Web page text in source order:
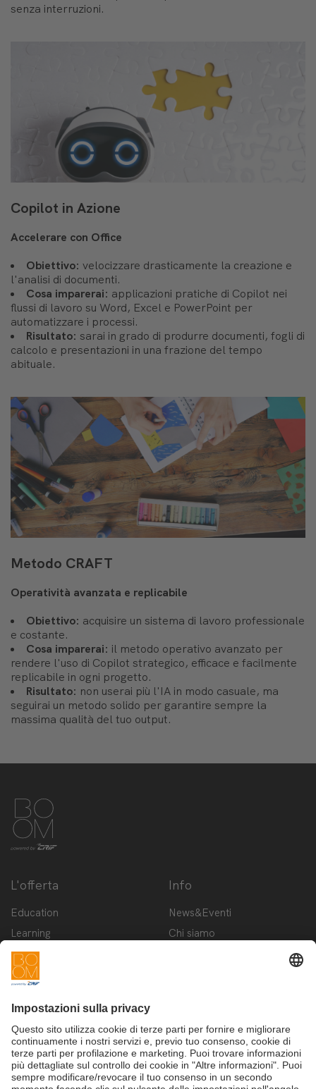
senza interruzioni.
Copilot in Azione
Accelerare con Office
Obiettivo: velocizzare drasticamente la creazione e
l'analisi di documenti.
Cosa imparerai: applicazioni pratiche di Copilot nei
flussi di lavoro su Word, Excel e PowerPoint per
automatizzare i processi.
Risultato: sarai in grado di produrre documenti, fogli di
calcolo e presentazioni in una frazione del tempo
abituale.
Metodo CRAFT
Operatività avanzata e replicabile
Obiettivo: acquisire un sistema di lavoro professionale
e costante.
Cosa imparerai: il metodo operativo avanzato per
rendere l'uso di Copilot strategico, efficace e facilmente
replicabile in ogni progetto.
Risultato: non userai più l'IA in modo casuale, ma
seguirai un metodo solido per garantire sempre la
massima qualità del tuo output.
L'offerta
Education
Learning
Innovation
Startup
Info
News&Eventi
Chi siamo
Iscriviti alla newsletter BOOM